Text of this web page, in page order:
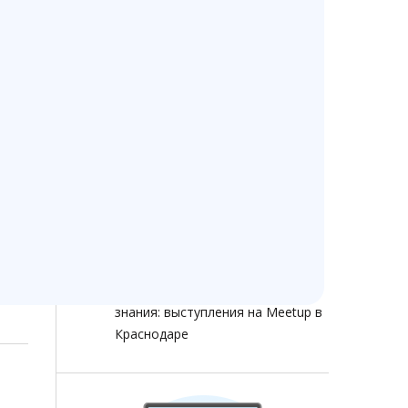
знания: выступления на Meetup в
Краснодаре